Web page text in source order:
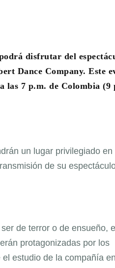
disfrutar del
Dance Company. Este
las 7 p.m. de Colombia (9
un lugar privilegiado en
de su
de terror o de ensueño,
protagonizadas por los
estudio de la compañía